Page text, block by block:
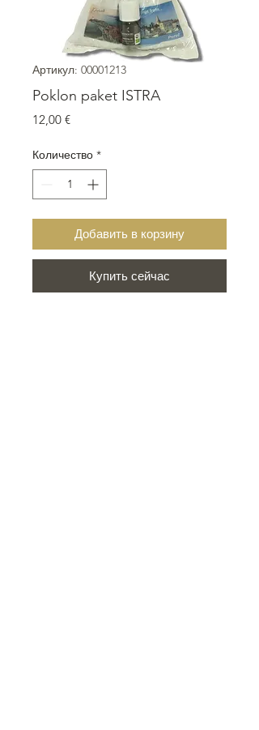
Артикул: 00001213
Poklon paket ISTRA
12,00 €Цена
Количество *
Добавить в корзину
Купить сейчас